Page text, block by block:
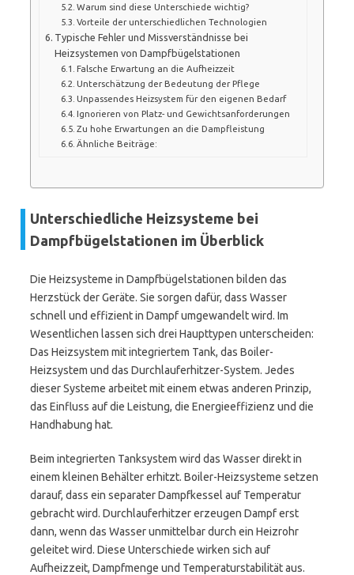
Warum sind diese Unterschiede wichtig?
Vorteile der unterschiedlichen Technologien
Typische Fehler und Missverständnisse bei
Heizsystemen von Dampfbügelstationen
Falsche Erwartung an die Aufheizzeit
Unterschätzung der Bedeutung der Pflege
Unpassendes Heizsystem für den eigenen Bedarf
Ignorieren von Platz- und Gewichtsanforderungen
Zu hohe Erwartungen an die Dampfleistung
Ähnliche Beiträge:
Unterschiedliche Heizsysteme bei
Dampfbügelstationen im Überblick
Die Heizsysteme in Dampfbügelstationen bilden das
Herzstück der Geräte. Sie sorgen dafür, dass Wasser
schnell und effizient in Dampf umgewandelt wird. Im
Wesentlichen lassen sich drei Haupttypen unterscheiden:
Das Heizsystem mit integriertem Tank, das Boiler-
Heizsystem und das Durchlauferhitzer-System. Jedes
dieser Systeme arbeitet mit einem etwas anderen Prinzip,
das Einfluss auf die Leistung, die Energieeffizienz und die
Handhabung hat.
Beim integrierten Tanksystem wird das Wasser direkt in
einem kleinen Behälter erhitzt. Boiler-Heizsysteme setzen
darauf, dass ein separater Dampfkessel auf Temperatur
gebracht wird. Durchlauferhitzer erzeugen Dampf erst
dann, wenn das Wasser unmittelbar durch ein Heizrohr
geleitet wird. Diese Unterschiede wirken sich auf
Aufheizzeit, Dampfmenge und Temperaturstabilität aus.